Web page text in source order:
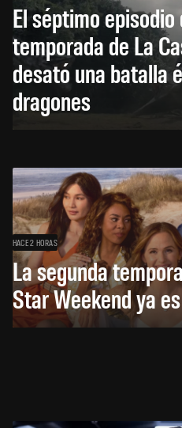
El séptimo
temporada de La
desató una batalla
dragones
HACE 2 HORAS
La segunda
Star Weekend ya